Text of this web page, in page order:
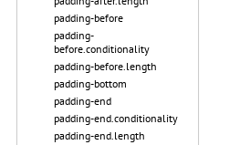
padding-before
padding-
before.conditionality
padding-before.length
padding-bottom
padding-end
padding-end.conditionality
padding-end.length